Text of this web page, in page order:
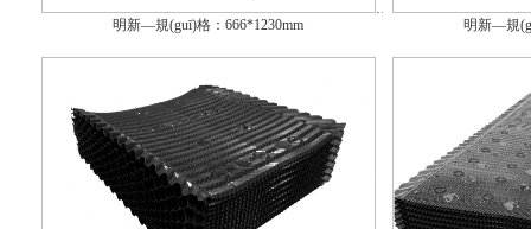
明新—規(guī)格：666*1230mm 明新—規